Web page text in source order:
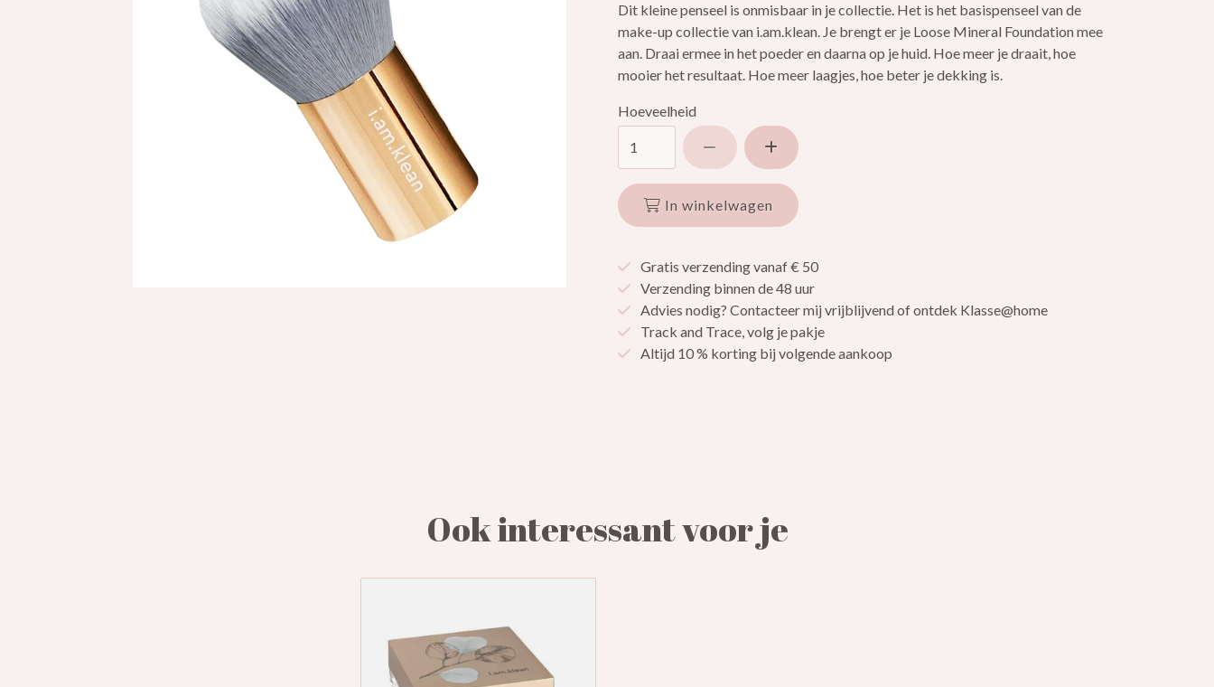
Dit kleine penseel is onmisbaar in je collectie. Het is het basispenseel van de
make-up collectie van i.am.klean. Je brengt er je Loose Mineral Foundation mee
aan. Draai ermee in het poeder en daarna op je huid. Hoe meer je draait, hoe
mooier het resultaat. Hoe meer laagjes, hoe beter je dekking is.
Hoeveelheid
Verlaag hoeveelheidVerhoog hoeveelheid
In winkelwagen
Gratis verzending vanaf € 50
Verzending binnen de 48 uur
Advies nodig? Contacteer mij vrijblijvend of ontdek Klasse@home
Track and Trace, volg je pakje
Altijd 10 % korting bij volgende aankoop
Ook interessant voor je